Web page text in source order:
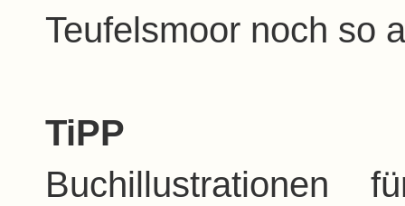
Teufelsmoor noch so
TiPP
Buchillustrationen